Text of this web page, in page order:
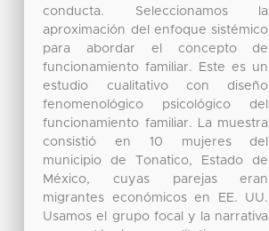
conducta. Seleccionamos la
aproximación del enfoque sistémico
para abordar el concepto de
funcionamiento familiar. Este es un
estudio cualitativo con diseño
fenomenológico psicológico del
funcionamiento familiar. La muestra
consistió en 10 mujeres del
municipio de Tonatico, Estado de
México, cuyas parejas eran
migrantes económicos en EE. UU.
Usamos el grupo focal y la narrativa